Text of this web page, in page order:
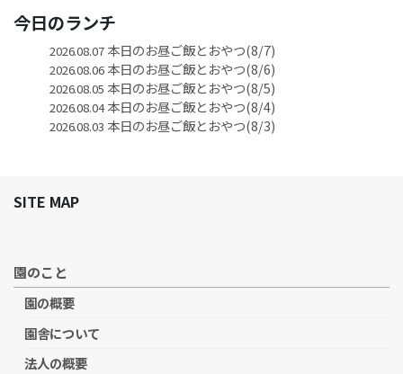
今日のランチ
2026.08.07本日のお昼ご飯とおやつ(8/7)
2026.08.06本日のお昼ご飯とおやつ(8/6)
2026.08.05 本日のお昼ご飯とおやつ(8/5)
2026.08.04本日のお昼ご飯とおやつ(8/4)
2026.08.03 本日のお昼ご飯とおやつ(8/3)
SITE MAP
園のこと
園の概要
園舎について
法人の概要